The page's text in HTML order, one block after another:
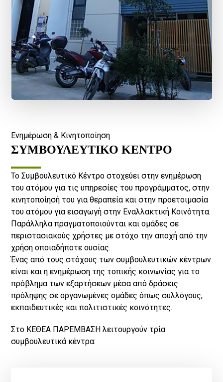
Ενημέρωση & Κινητοποίηση
ΣΥΜΒΟΥΛΕΥΤΙΚΟ ΚΕΝΤΡΟ
Το Συμβουλευτικό Κέντρο στοχεύει στην ενημέρωση
του ατόμου για τις υπηρεσίες του προγράμματος, στην
κινητοποίησή του για θεραπεία και στην προετοιμασία
του ατόμου για εισαγωγή στην Εναλλακτική Κοινότητα.
Παράλληλα πραγματοποιούνται και ομάδες σε
περιστασιακούς χρήστες με στόχο την αποχή από την
χρήση οποιαδήποτε ουσίας.
Ένας από τους στόχους των συμβουλευτικών κέντρων
είναι και η ενημέρωση της τοπικής κοινωνίας για το
πρόβλημα των εξαρτήσεων μέσα από δράσεις
πρόληψης σε οργανωμένες ομάδες όπως συλλόγους,
εκπαιδευτικές και πολιτιστικές κοινότητες.
Στο ΚΕΘΕΑ ΠΑΡΕΜΒΑΣΗ λειτουργούν τρία
συμβουλευτικά κέντρα: